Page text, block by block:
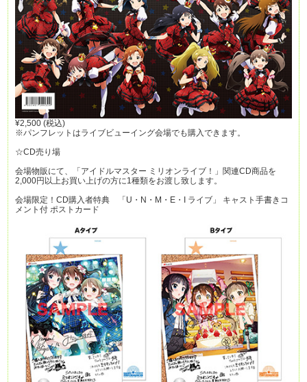
¥2,500 (税込)
※パンフレットはライブビューイング会場でも購入できます。
☆CD売り場
会場物販にて、「アイドルマスター ミリオンライブ！」関連CD商品を
2,000円以上お買い上げの方に1種類をお渡し致します。
会場限定！CD購入者特典 「U・N・M・E・I ライブ」 キャスト手書きコ
メント付 ポストカード